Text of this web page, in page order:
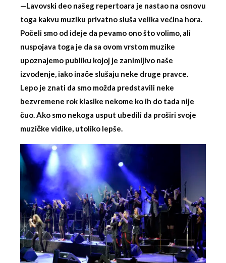
—Lavovski deo našeg repertoara je nastao na osnovu
toga kakvu muziku privatno sluša velika većina hora.
Počeli smo od ideje da pevamo ono što volimo, ali
nuspojava toga je da sa ovom vrstom muzike
upoznajemo publiku kojoj je zanimljivo naše
izvođenje, iako inače slušaju neke druge pravce.
Lepo je znati da smo možda predstavili neke
bezvremene rok klasike nekome ko ih do tada nije
čuo. Ako smo nekoga usput ubedili da proširi svoje
muzičke vidike, utoliko lepše.